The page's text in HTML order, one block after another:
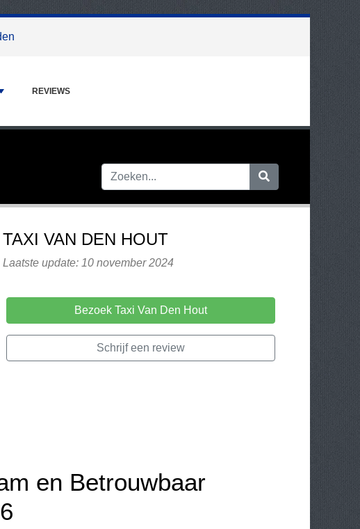
REVIEWS
TAXI VAN DEN HOUT
Laatste update: 10 november 2024
Bezoek Taxi Van Den Hout
Schrijf een review
en Betrouwbaar